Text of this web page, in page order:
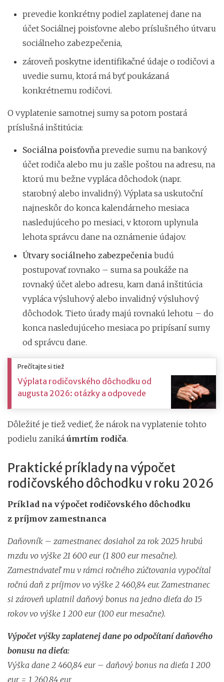
prevedie konkrétny podiel zaplatenej dane na
účet Sociálnej poisťovne alebo príslušného útvaru
sociálneho zabezpečenia,
zároveň poskytne identifikačné údaje o rodičovi a
uvedie sumu, ktorá má byť poukázaná
konkrétnemu rodičovi.
O vyplatenie samotnej sumy sa potom postará
príslušná inštitúcia:
Sociálna poisťovňa prevedie sumu na bankový
účet rodiča alebo mu ju zašle poštou na adresu, na
ktorú mu bežne vypláca dôchodok (napr.
starobný alebo invalidný). Výplata sa uskutoční
najneskôr do konca kalendárneho mesiaca
nasledujúceho po mesiaci, v ktorom uplynula
lehota správcu dane na oznámenie údajov.
Útvary sociálneho zabezpečenia budú
postupovať rovnako – suma sa poukáže na
rovnaký účet alebo adresu, kam daná inštitúcia
vypláca výsluhový alebo invalidný výsluhový
dôchodok. Tieto úrady majú rovnakú lehotu – do
konca nasledujúceho mesiaca po pripísaní sumy
od správcu dane.
Prečítajte si tiež
Výplata rodičovského dôchodku od
augusta 2026: otázky a odpovede
Dôležité je tiež vedieť, že nárok na vyplatenie tohto
podielu zaniká úmrtím rodiča.
Praktické príklady na výpočet
rodičovského dôchodku v roku 2026
Príklad na výpočet rodičovského dôchodku
z príjmov zamestnanca
Daňovník – zamestnanec dosiahol za rok 2025 hrubú
mzdu vo výške 21 600 eur (1 800 eur mesačne).
Zamestnávateľ mu v rámci ročného zúčtovania vypočítal
ročnú daň z príjmov vo výške 2 460,84 eur. Zamestnanec
si zároveň uplatnil daňový bonus na jedno dieťa do 15
rokov vo výške 1 200 eur (100 eur mesačne).
Výpočet výšky zaplatenej dane po odpočítaní daňového
bonusu na dieťa:
Výška dane 2 460,84 eur – daňový bonus na dieťa 1 200
eur = 1 260,84 eur